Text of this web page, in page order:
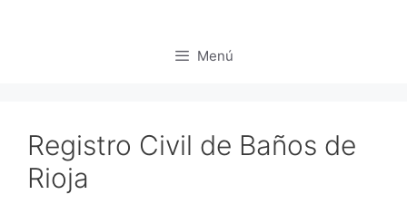
Menú
Registro Civil de Baños de
Rioja